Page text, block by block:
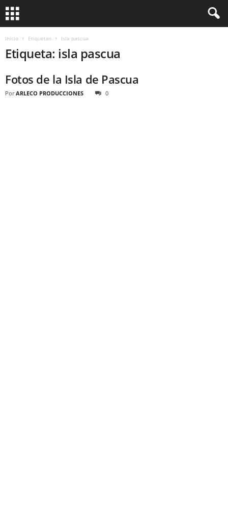
Inicio Etiquetas Isla pascua
Etiqueta: isla pascua
Fotos de la Isla de Pascua
Por ARLECO PRODUCCIONES 0